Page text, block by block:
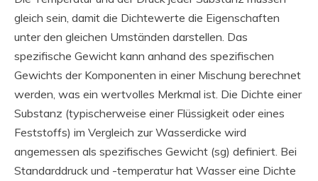
gleich sein, damit die Dichtewerte die Eigenschaften
unter den gleichen Umständen darstellen. Das
spezifische Gewicht kann anhand des spezifischen
Gewichts der Komponenten in einer Mischung berechnet
werden, was ein wertvolles Merkmal ist. Die Dichte einer
Substanz (typischerweise einer Flüssigkeit oder eines
Feststoffs) im Vergleich zur Wasserdicke wird
angemessen als spezifisches Gewicht (sg) definiert. Bei
Standarddruck und -temperatur hat Wasser eine Dichte